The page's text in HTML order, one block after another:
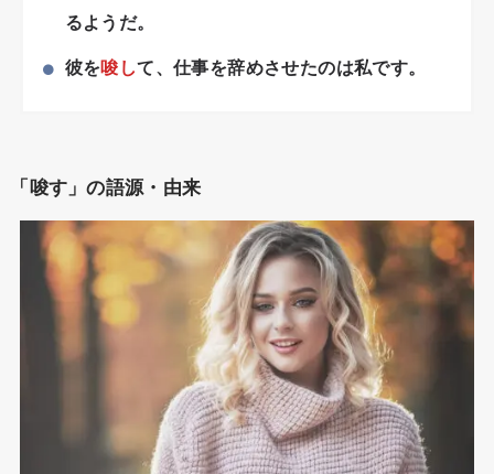
るようだ。
彼を唆して、仕事を辞めさせたのは私です。
「唆す」の語源・由来